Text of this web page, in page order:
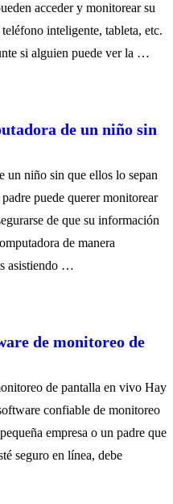
acceder y monitorear su
inteligente, tableta, etc.
si alguien puede ver la …
de un niño sin
un niño sin que ellos lo sepan
puede querer monitorear
de que su información
de manera
asistiendo …
de monitoreo de
de pantalla en vivo Hay
confiable de monitoreo
empresa o un padre que
seguro en línea, debe